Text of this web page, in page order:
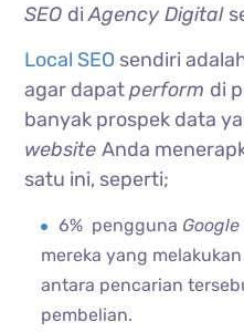
SEO diAgency Digital
Local SEO sendiri
agar dapatperform di
banyak prospek data
websiteAnda
satu ini, seperti;
6% pengguna Google
mereka yang
antara pencarian
pembelian.